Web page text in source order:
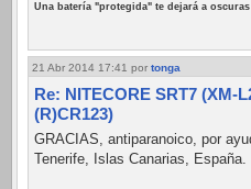
Una batería "protegida" te dejará a
21 Abr 2014 17:41 por tonga
Re: NITECORE SRT7 (XM-
(R)CR123)
GRACIAS, antiparanoico, por
Tenerife, Islas Canarias, España.